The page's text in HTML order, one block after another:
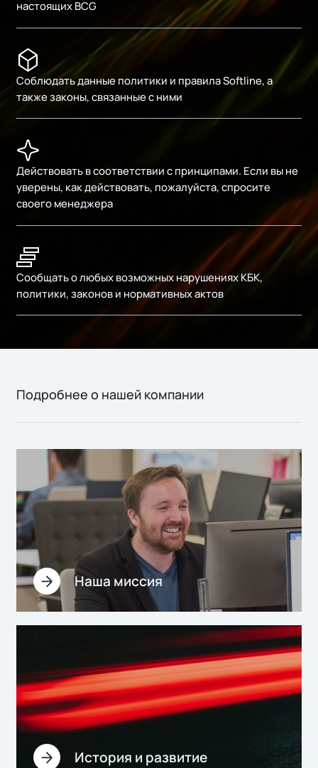
настоящих BCG
Соблюдать данные политики и правила Softline, а
также законы, связанные с ними
Действовать в соответствии с принципами. Если вы не
уверены, как действовать, пожалуйста, спросите
своего менеджера
Сообщать о любых возможных нарушениях КБК,
политики, законов и нормативных актов
Подробнее о нашей компании
Наша миссия
История и развитие